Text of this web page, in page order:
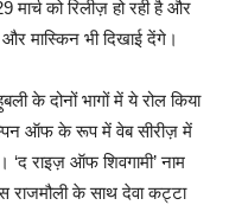
को रिलीज़ हो रही है और
मास्किन भी दिखाई देंगे।
के दोनों भागों में ये रोल किया
ऑफ के रूप में वेब सीरीज़ में
राइज़ ऑफ शिवगामी’ नाम
राजमौली के साथ देवा कट्टा